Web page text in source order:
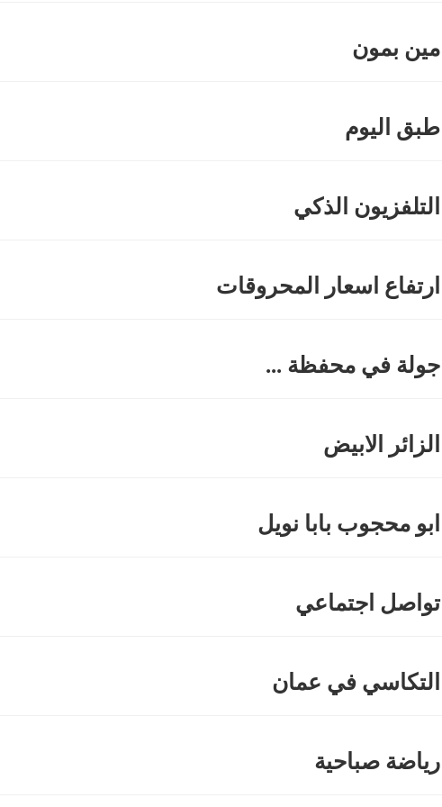
مين بمون
طبق اليوم
التلفزيون الذكي
ارتفاع اسعار المحروقات
جولة في محفظة ...
الزائر الابيض
ابو محجوب بابا نويل
تواصل اجتماعي
التكاسي في عمان
رياضة صباحية